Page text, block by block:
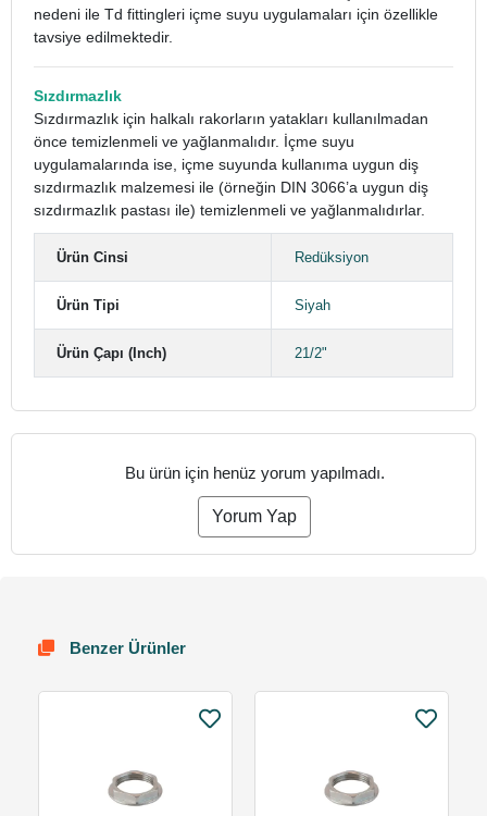
nedeni ile Td fittingleri içme suyu uygulamaları için özellikle
tavsiye edilmektedir.
Sızdırmazlık
Sızdırmazlık için halkalı rakorların yatakları kullanılmadan
önce temizlenmeli ve yağlanmalıdır. İçme suyu
uygulamalarında ise, içme suyunda kullanıma uygun diş
sızdırmazlık malzemesi ile (örneğin DIN 3066’a uygun diş
sızdırmazlık pastası ile) temizlenmeli ve yağlanmalıdırlar.
Ürün Cinsi Redüksiyon
Ürün Tipi Siyah
Ürün Çapı (Inch) 21/2"
Bu ürün için henüz yorum yapılmadı.
Yorum Yap
Benzer Ürünler